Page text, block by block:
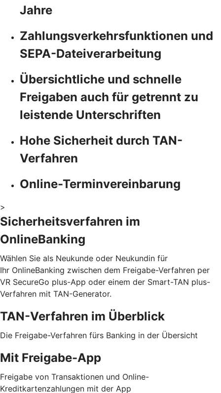
Jahre
Zahlungsverkehrsfunktionen und
SEPA-Dateiverarbeitung
Übersichtliche und schnelle
Freigaben auch für getrennt zu
leistende Unterschriften
Hohe Sicherheit durch TAN-
Verfahren
Online-Terminvereinbarung
>
Sicherheitsverfahren im
OnlineBanking
Wählen Sie als Neukunde oder Neukundin für
Ihr OnlineBanking zwischen dem Freigabe-Verfahren per
VR SecureGo plus-App oder einem der Smart-TAN plus-
Verfahren mit TAN-Generator.
TAN-Verfahren im Überblick
Die Freigabe-Verfahren fürs Banking in der Übersicht
Mit Freigabe-App
Freigabe von Transaktionen und Online-
Kreditkartenzahlungen mit der App